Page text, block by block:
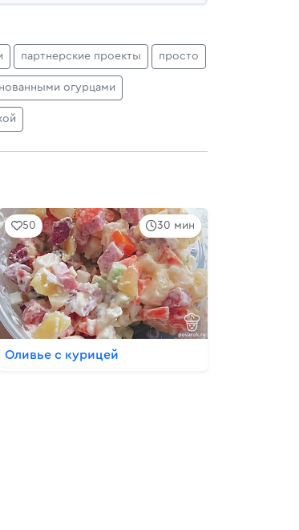
партнерские проекты просто
огурцами
30 мин
50
Оливье с курицей